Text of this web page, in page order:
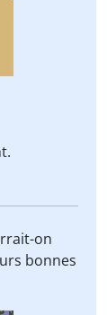
on
bonnes